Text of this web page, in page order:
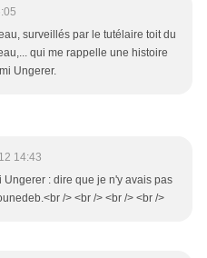
surveillés par le tutélaire toit du
qui me rappelle une histoire
Ungerer.
14:43
Ungerer : dire que je n'y avais pas
/> <br /> <br /> <br />